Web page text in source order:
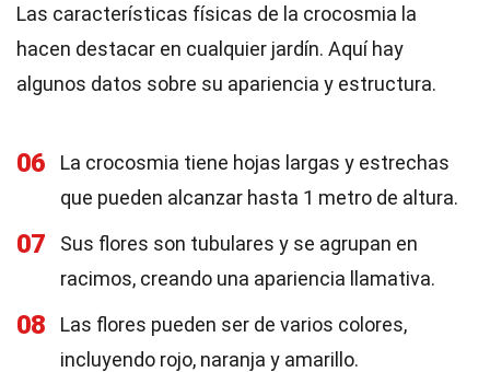
Las características físicas de la crocosmia la
hacen destacar en cualquier jardín. Aquí hay
algunos datos sobre su apariencia y estructura.
06
La crocosmia tiene hojas largas y estrechas
que pueden alcanzar hasta 1 metro de altura.
07
Sus flores son tubulares y se agrupan en
racimos, creando una apariencia llamativa.
08
Las flores pueden ser de varios colores,
incluyendo rojo, naranja y amarillo.